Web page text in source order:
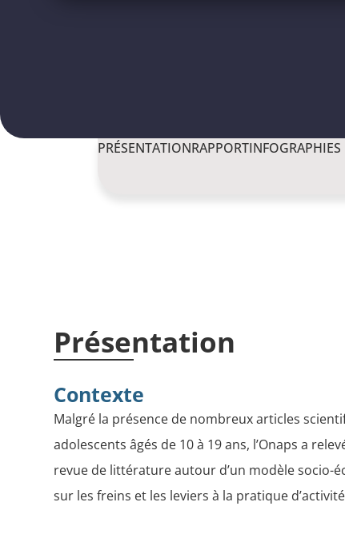
PRÉSENTATIONRAPPORTINFOGRAPHIES
Présentation
Contexte
Malgré la présence de nombreux articles
adolescents âgés de 10 à 19 ans, l’Onaps a
revue de littérature autour d’un modèle socio-
sur les freins et les leviers à la pratique